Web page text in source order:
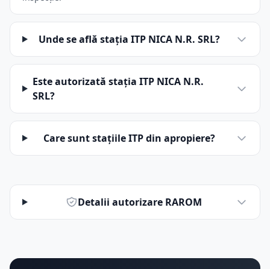
Unde se află stația ITP NICA N.R. SRL?
Este autorizată stația ITP NICA N.R.
SRL?
Care sunt stațiile ITP din apropiere?
Detalii autorizare RAROM